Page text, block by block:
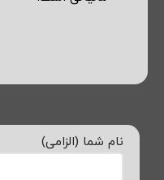
نام شما (الزامی)